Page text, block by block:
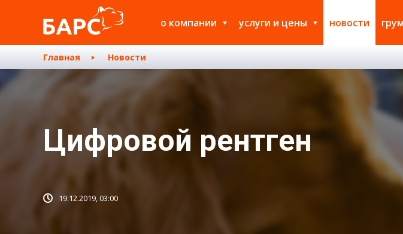
о компании услуги и цены новости
Главная Новости
Цифровой рентген
19.12.2019, 03:00